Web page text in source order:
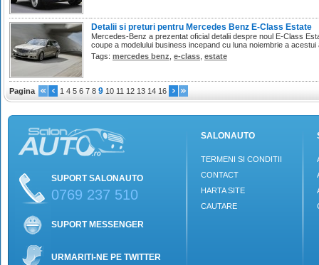
Detalii si preturi pentru Mercedes Benz E-Class Estate
Mercedes-Benz a prezentat oficial detalii despre noul E-Class
coupe a modelului business incepand cu luna noiembrie a acestui
Tags: mercedes benz e-class estate
Pagina 1 4 5 6 7 8 9 10 11 12 13 14 16
SUPORT SALONAUTO
0769 237 510
SUPORT MESSENGER
URMARITI-NE PE TWITTER
SALONAUTO
TERMENI SI CONDITII
CONTACT
HARTA SITE
CAUTARE